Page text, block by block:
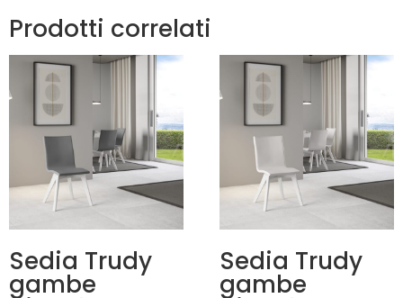
Prodotti correlati
Sedia Trudy
gambe
Sedia Trudy
gambe